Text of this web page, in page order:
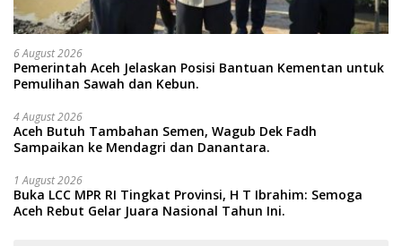
6 August 2026
Pemerintah Aceh Jelaskan Posisi Bantuan Kementan untuk
Pemulihan Sawah dan Kebun.
4 August 2026
Aceh Butuh Tambahan Semen, Wagub Dek Fadh
Sampaikan ke Mendagri dan Danantara.
1 August 2026
Buka LCC MPR RI Tingkat Provinsi, H T Ibrahim: Semoga
Aceh Rebut Gelar Juara Nasional Tahun Ini.